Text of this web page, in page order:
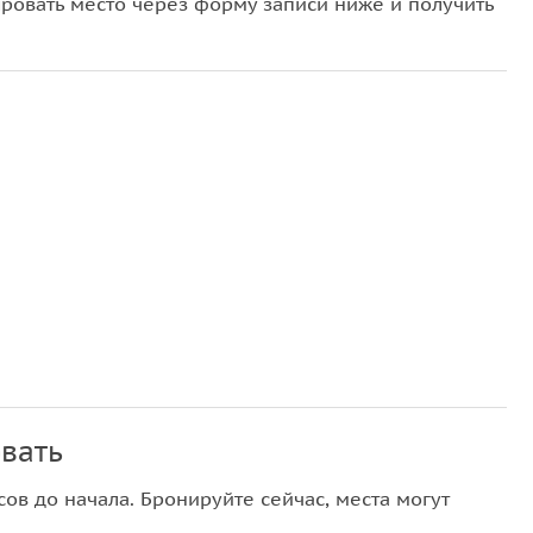
до начала. Бронируйте сейчас, места могут